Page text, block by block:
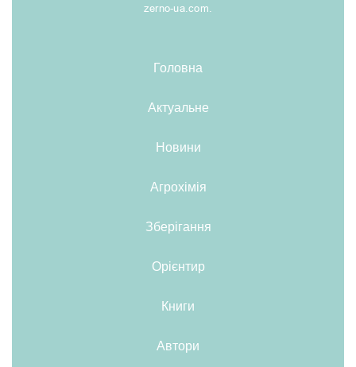
zerno-ua.com.
Головна
Актуальне
Новини
Агрохімія
Зберігання
Орієнтир
Книги
Автори